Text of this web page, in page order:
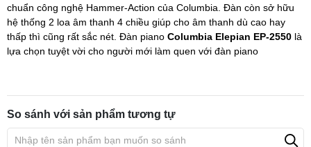
chuẩn công nghệ Hammer-Action của Columbia. Đàn còn sở hữu
hệ thống 2 loa âm thanh 4 chiều giúp cho âm thanh dù cao hay
thấp thì cũng rất sắc nét. Đàn piano Columbia Elepian EP-2550 là
lựa chọn tuyệt vời cho người mới làm quen với đàn piano
So sánh với sản phẩm tương tự